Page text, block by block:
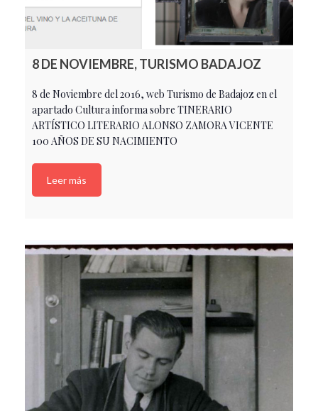
8 DE NOVIEMBRE, TURISMO BADAJOZ
8 de Noviembre del 2016, web Turismo de Badajoz en el
apartado Cultura informa sobre TINERARIO
ARTÍSTICO LITERARIO ALONSO ZAMORA VICENTE
100 AÑOS DE SU NACIMIENTO
Leer más